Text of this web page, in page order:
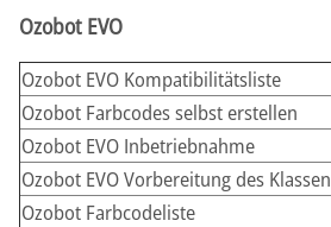
Ozobot EVO
Ozobot EVO Kompatibilitätsliste
Ozobot Farbcodes selbst erstellen
Ozobot EVO Inbetriebnahme
Ozobot EVO Vorbereitung des
Ozobot Farbcodeliste